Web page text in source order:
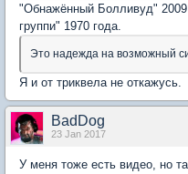
"Обнажённый Болливуд"
группи" 1970 года.
Это надежда на возможный
Я и от триквела не откажусь.
BadDog
23 Jan 2017
У меня тоже есть видео, но